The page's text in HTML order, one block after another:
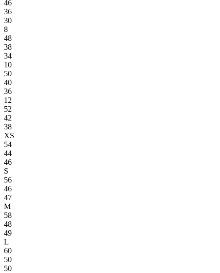
46
36
30
8
48
38
34
10
50
40
36
12
52
42
38
XS
54
44
46
S
56
46
47
M
58
48
49
L
60
50
50